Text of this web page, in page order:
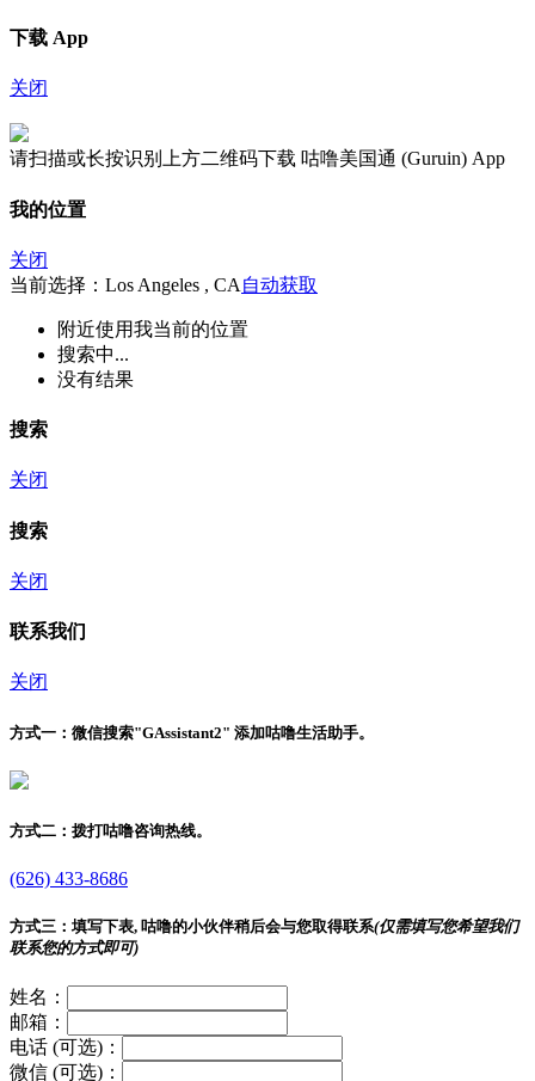
下载 App
关闭
请扫描或长按识别上方二维码下载 咕噜美国通 (Guruin) App
我的位置
关闭
当前选择：Los Angeles , CA 自动获取
附近使用我当前的位置
搜索中...
没有结果
搜索
关闭
搜索
关闭
联系我们
关闭
方式一： 微信搜索"GAssistant2" 添加咕噜生活助手。
方式二： 拨打咕噜咨询热线。
(626) 433-8686
方式三： 填写下表, 咕噜的小伙伴稍后会与您取得联系(仅需填写您希望我们
联系您的方式即可)
姓名：
邮箱：
电话 (可选)：
微信 (可选)：